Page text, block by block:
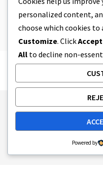
Home
4
Publishing
Corrections
Ownership &
personalized content,
choose which cookies
Customize. Click
All to decline non-
Powered by